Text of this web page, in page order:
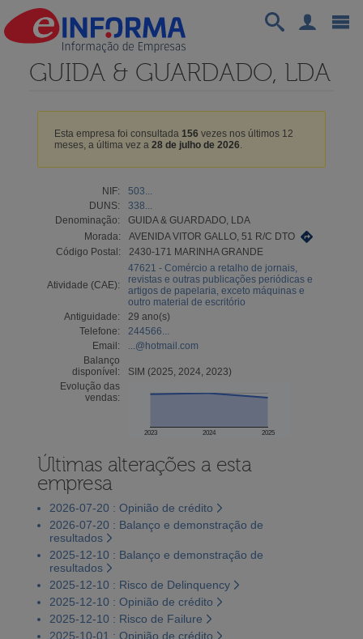
GUIDA & GUARDADO, LDA
Esta empresa foi consultada 156 vezes nos últimos 12
meses, a última vez a 28 de julho de 2026.
NIF:
503...
DUNS:
338...
Denominação:
GUIDA & GUARDADO, LDA
Morada:
AVENIDA VITOR GALLO, 51 R/C DTO
Código Postal:
2430-171 MARINHA GRANDE
Atividade (CAE):
47621 - Comércio a retalho de jornais,
revistas e outras publicações periódicas e
artigos de papelaria, exceto máquinas e
outro material de escritório
Antiguidade:
29 ano(s)
Telefone:
244566...
Email:
...@hotmail.com
Balanço
disponível:
SIM (2025, 2024, 2023)
Evolução das
vendas:
2023 2024 2025
Últimas alterações a esta
empresa
2026-07-20 : Opinião de crédito
2026-07-20 : Balanço e demonstração de
resultados
2025-12-10 : Balanço e demonstração de
resultados
2025-12-10 : Risco de Delinquency
2025-12-10 : Opinião de crédito
2025-12-10 : Risco de Failure
2025-10-01 : Opinião de crédito